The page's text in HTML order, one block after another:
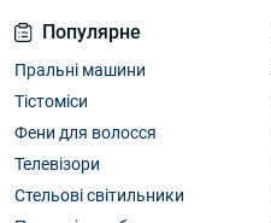
Популярне
Пральні машини
Тістоміси
Фени для волосся
Телевізори
Стельові світильники